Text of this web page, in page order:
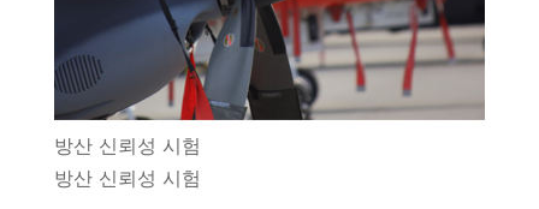
방산 신뢰성 시험
방산 신뢰성 시험